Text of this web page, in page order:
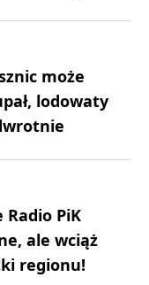
może
lodowaty
Radio PiK
ale wciąż
regionu!